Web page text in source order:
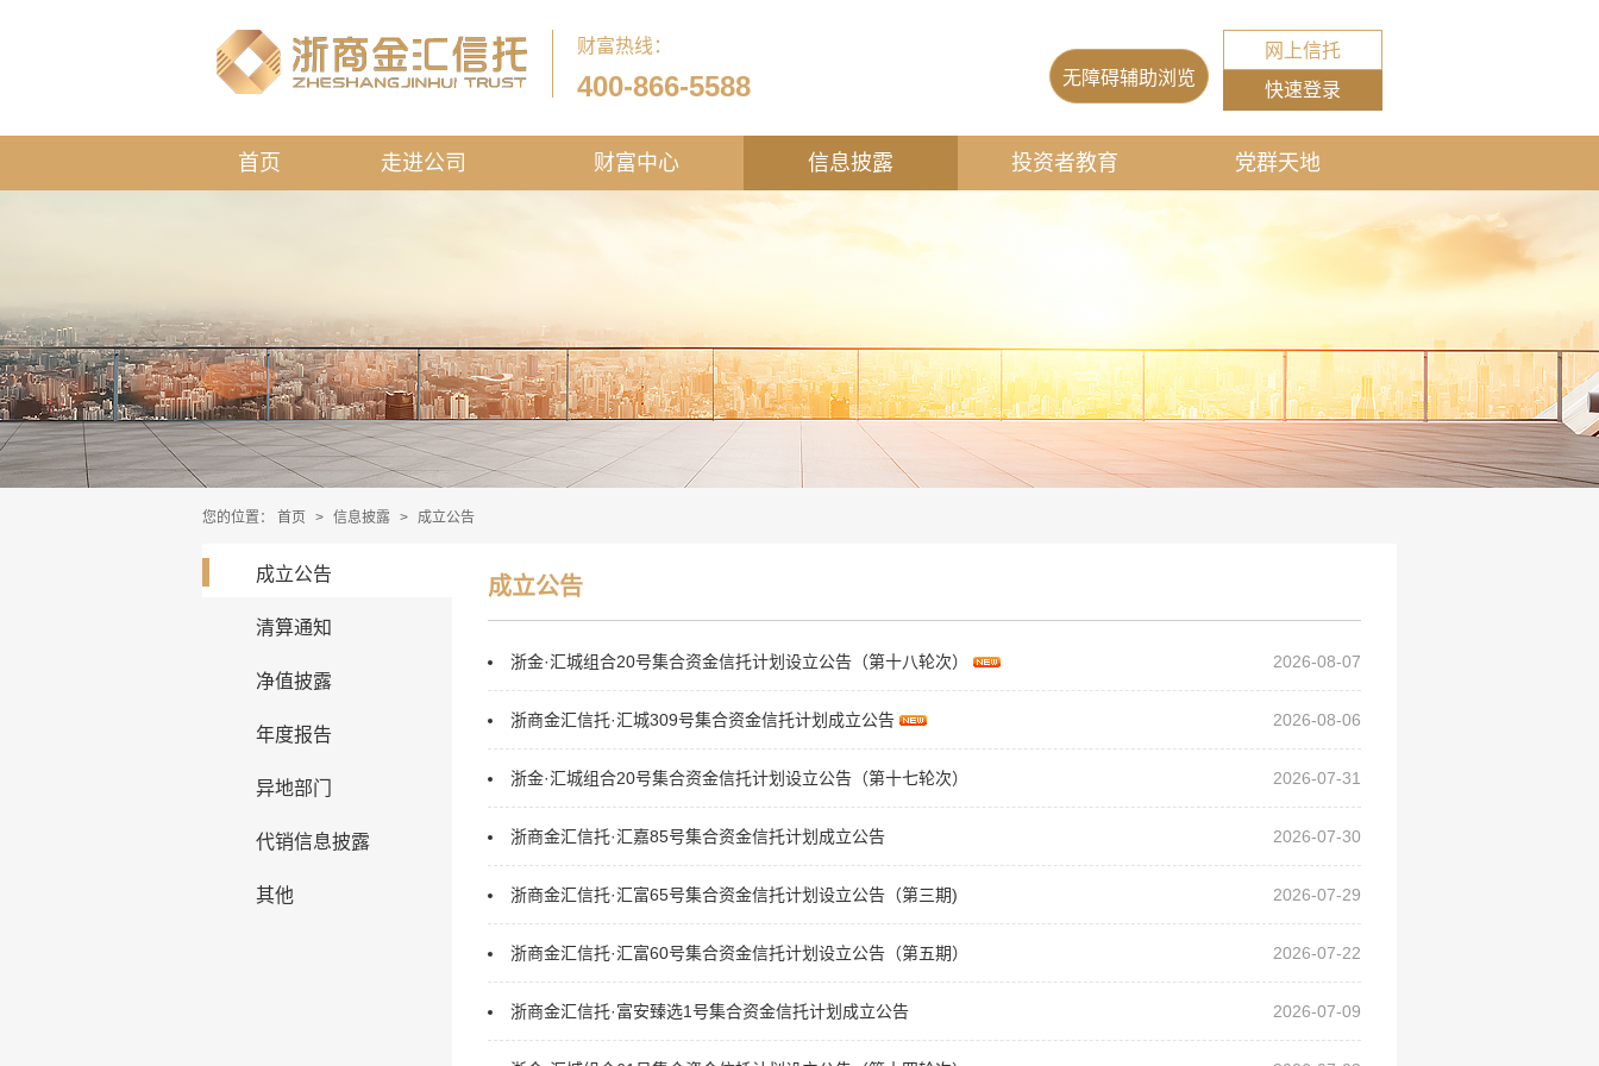
财富热线：
400-866-5588
网上信托
快速登录
无障碍辅助浏览
首页 走进公司 财富中心 信息披露 投资者教育 党群天地
您的位置： 首页 > 信息披露 > 成立公告
成立公告
清算通知
净值披露
年度报告
异地部门
代销信息披露
其他
成立公告
2026-08-07
浙金·汇城组合20号集合资金信托计划设立公告（第十八轮次）
2026-08-06
浙商金汇信托·汇城309号集合资金信托计划成立公告
2026-07-31
浙金·汇城组合20号集合资金信托计划设立公告（第十七轮次）
2026-07-30
浙商金汇信托·汇嘉85号集合资金信托计划成立公告
2026-07-29
浙商金汇信托·汇富65号集合资金信托计划设立公告（第三期)
2026-07-22
浙商金汇信托·汇富60号集合资金信托计划设立公告（第五期）
2026-07-09
浙商金汇信托·富安臻选1号集合资金信托计划成立公告